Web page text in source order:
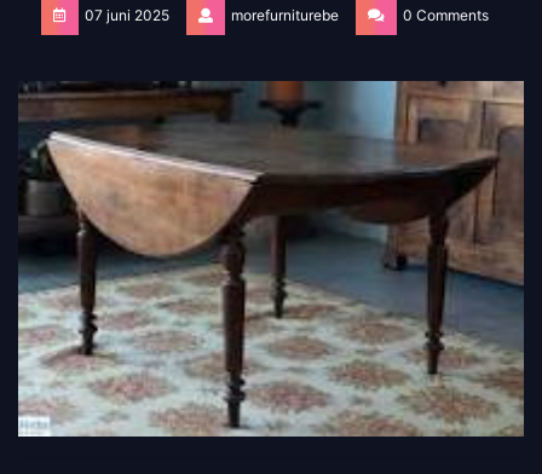
07 juni 2025 morefurniturebe 0 Comments